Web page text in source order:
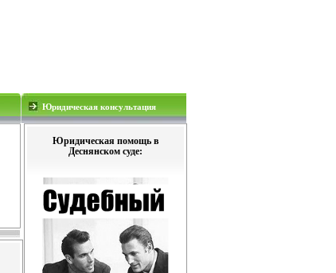
Юридическая консультация
Юридическая помощь в
Деснянском суде: